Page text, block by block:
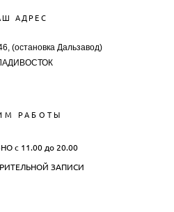
АДРЕС
(остановка Дальзавод)
РАБОТЫ
с 11.00 до 20.00
ЗАПИСИ